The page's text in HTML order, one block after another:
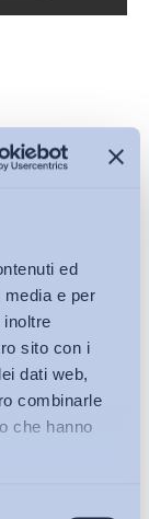
ed
e per
sito con i
dati web,
combinarle
che hanno